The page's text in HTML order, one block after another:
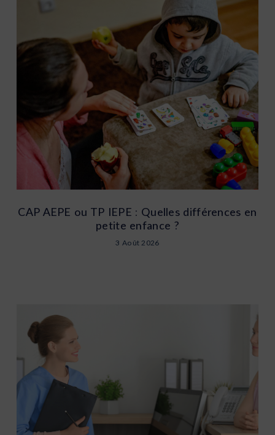
CAP AEPE ou TP IEPE : Quelles différences en
petite enfance ?
3 Août 2026